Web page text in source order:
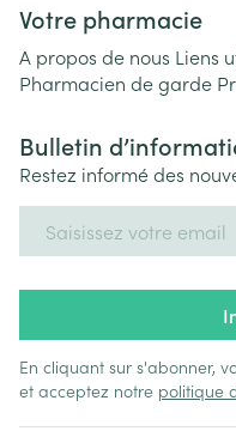
Votre pharmacie
A propos de nous Liens
Pharmacien de garde
Bulletin
Restez informé des
En cliquant sur s'abonner,
et acceptez notre politique